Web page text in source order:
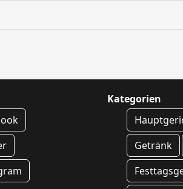
Kategorien
Getränk